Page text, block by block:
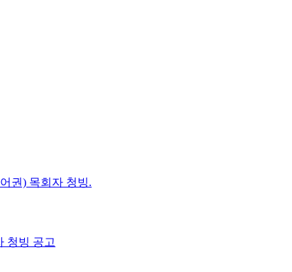
권) 목회자 청빙.
청빙 공고